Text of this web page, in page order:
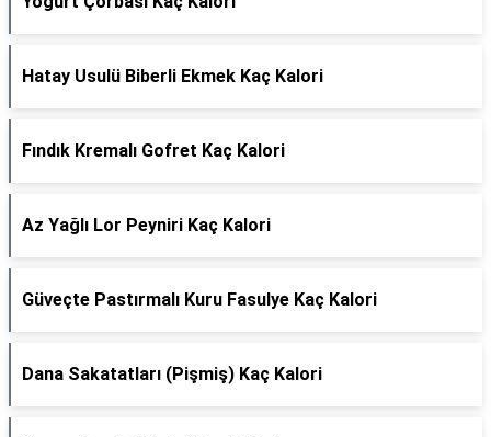
Hatay Usulü Biberli Ekmek Kaç Kalori
Fındık Kremalı Gofret Kaç Kalori
Az Yağlı Lor Peyniri Kaç Kalori
Güveçte Pastırmalı Kuru Fasulye Kaç Kalori
Dana Sakatatları (Pişmiş) Kaç Kalori